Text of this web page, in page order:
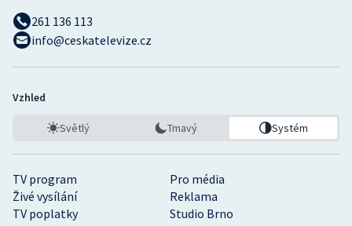
TV program
Pro média
Živé vysílání
Reklama
TV poplatky
Studio Brno
261 136 113
info@ceskatelevize.cz
Vzhled
Světlý Tmavý Systém